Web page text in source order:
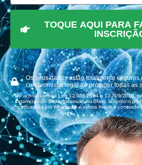
TOQUE AQUI PARA
Os seus dados estão totalmente seguros
compromisso legal de proteger todas as
De acordo com as Leis 12.965/2014 e 13.709/2018,
tratamento de dados pessoais no Brasil, autorizo o
notificações por Whatsapp e outros meios e concordo